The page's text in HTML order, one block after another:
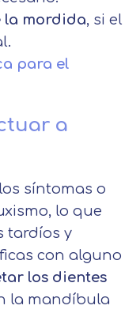
la mordida, si el
para el
a
síntomas o
lo que
tardíos y
con alguno
los dientes
la mandíbula
datos con la